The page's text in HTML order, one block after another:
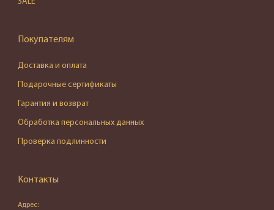
Покупателям
Доставка и оплата
Подарочные сертификаты
Гарантия и возврат
Обработка персональных данных
Проверка подлинности
Контакты
Адрес: